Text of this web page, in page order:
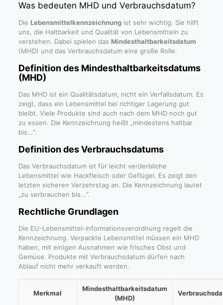
Was bedeuten MHD und Verbrauchsdatum?
Die Lebensmittelkennzeichnungist sehr wichtig. Sie hilft
uns, die Haltbarkeit und Qualität von Lebensmitteln zu
verstehen. Dabei spielen das Mindesthaltbarkeitsdatum
(MHD) und das Verbrauchsdatum eine große Rolle.
Definition des Mindesthaltbarkeitsdatums
(MHD)
Das MHD ist ein Qualitätsdatum, nicht ein Verfallsdatum. Es
zeigt, dass ein Lebensmittel bei richtiger Lagerung gut
bleibt. Viele Produkte sind auch nach dem MHD noch gut
zu essen. Die Kennzeichnung heißt „mindestens haltbar
bis…“.
Definition des Verbrauchsdatums
Das Verbrauchsdatum ist für leicht verderbliche
Lebensmittel wie Hackfleisch oder Geflügel. Es zeigt den
letzten sicheren Verzehrstag an. Die Kennzeichnung lautet
„zu verbrauchen bis…“.
Rechtliche Grundlagen
Die EU-Lebensmittel-Informationsverordnung regelt die
Kennzeichnung. Verpackte Lebensmittel müssen ein MHD
haben, mit einigen Ausnahmen wie frisches Obst und
Gemüse. Produkte mit Verbrauchsdatum dürfen nach
Ablauf nicht mehr verkauft werden.
Merkmal
Mindesthaltbarkeitsdatum
(MHD)